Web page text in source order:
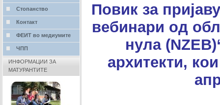
Повик за
вебинари од
нула
архитекти,
Стопанство
Контакт
ФЕИТ во медиумите
ЧПП
ИНФОРМАЦИИ ЗА
МАТУРАНТИТЕ